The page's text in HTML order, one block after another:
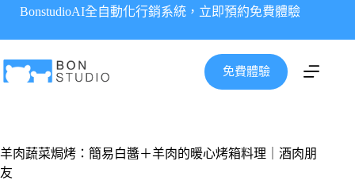
要
內
BonstudioAI全自動化行銷系統，立即預約免費體驗
免費體驗
羊肉蔬菜焗烤：簡易白醬＋羊肉的暖心烤箱料理｜酒肉朋
友